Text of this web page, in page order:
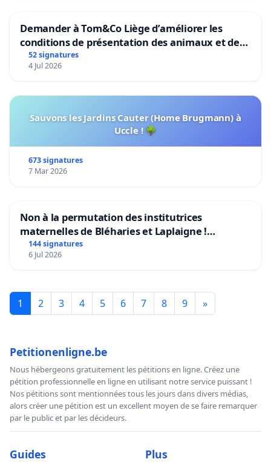
Demander à Tom&Co Liège d’améliorer les
conditions de présentation des animaux et de
mettre fin à la vente d’animaux en magasin
52 signatures
4 Jul 2026
Sauvons les Jardins Cauter (Home Brugmann) à
Uccle ! 🌳
673 signatures
7 Mar 2026
Non à la permutation des institutrices
maternelles de Bléharies et Laplaigne !
Préservons la stabilité de nos enfants.
144 signatures
6 Jul 2026
1 2 3 4 5 6 7 8 9 »
Petitionenligne.be
Nous hébergeons gratuitement les pétitions en ligne. Créez une
pétition professionnelle en ligne en utilisant notre service puissant !
Nos pétitions sont mentionnées tous les jours dans divers médias,
alors créer une pétition est un excellent moyen de se faire remarquer
par le public et par les décideurs.
Guides Plus